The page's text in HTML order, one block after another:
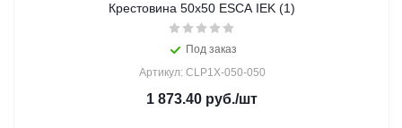
Крестовина 50х50 ESCA IEK (1)
Под заказ
Артикул: CLP1X-050-050
1 873.40 руб./шт